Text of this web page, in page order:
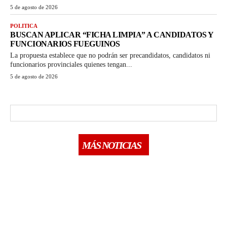
5 de agosto de 2026
POLITICA
BUSCAN APLICAR “FICHA LIMPIA” A CANDIDATOS Y
FUNCIONARIOS FUEGUINOS
La propuesta establece que no podrán ser precandidatos, candidatos ni
funcionarios provinciales quienes tengan...
5 de agosto de 2026
MÁS NOTICIAS